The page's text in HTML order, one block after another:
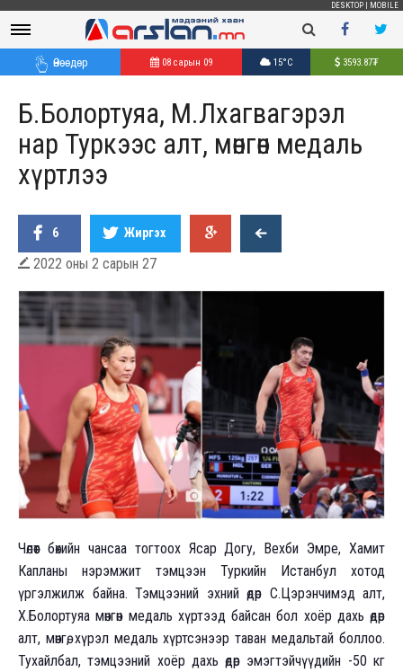
DESKTOP MOBILE
Өнөөдөр 08 сарын 09 15°C 3593.87₮
Б.Болортуяа, М.Лхагвагэрэл
нар Туркээс алт, мөнгөн медаль
хүртлээ
6 Жиргэх
 2022 оны 2 сарын 27
Чөлөөт бөхийн чансаа тогтоох Ясар Догу, Вехби Эмре, Хамит
Капланы нэрэмжит тэмцээн Туркийн Истанбул хотод
үргэлжилж байна. Тэмцээний эхний өдөр С.Цэрэнчимэд алт,
Х.Болортуяа мөнгөн медаль хүртээд байсан бол хоёр дахь өдөр
алт, мөнгө, хүрэл медаль хүртсэнээр таван медальтай боллоо.
Тухайлбал, тэмцээний хоёр дахь өдөр эмэгтэйчүүдийн -50 кг